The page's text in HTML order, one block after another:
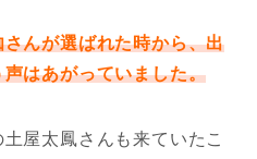
さんが選ばれた時から、出
はあがっていました。
屋太鳳さんも来ていたこ